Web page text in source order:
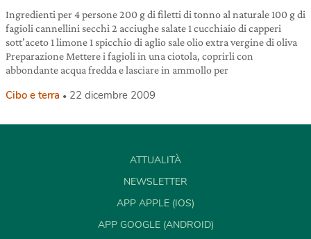
Ingredienti per 4 persone 200 g di filetti di tonno al naturale 100 g di
fagioli cannellini secchi 2 acciughe salate 1 cucchiaio di capperi
sott’aceto 1 limone 1 spicchio di aglio sale olio extra vergine di oliva
Preparazione Mettere i fagioli in una ciotola, coprirli con
abbondante acqua fredda e lasciare in ammollo per
Cibo e terra 22 dicembre 2009
ATTUALITÀ
NEWSLETTER
APP APPLE (IOS)
APP GOOGLE (ANDROID)